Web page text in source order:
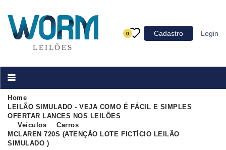
0 Cadastro Login
Categoria
Acessórios para Veículos
Máquinas
Home
LEILÃO SIMULADO - VEJA COMO É FÁCIL E SIMPLES
OFERTAR LANCES NOS LEILÕES
Veículos
Carros
MCLAREN 720S (ATENÇÃO LOTE FICTÍCIO LEILÃO
SIMULADO )